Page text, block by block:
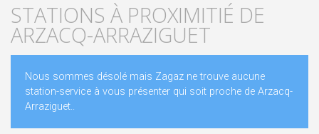
STATIONS À PROXIMITIÉ DE
ARZACQ-ARRAZIGUET
Nous sommes désolé mais Zagaz ne trouve aucune
station-service à vous présenter qui soit proche de Arzacq-
Arraziguet..